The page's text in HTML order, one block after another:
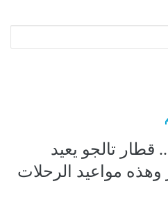
تالجو يعيد
مواعيد الرحلات